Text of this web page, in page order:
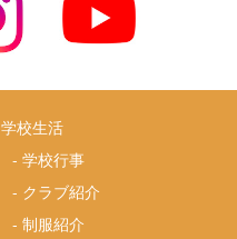
学校生活
-学校行事
- クラブ紹介
-制服紹介